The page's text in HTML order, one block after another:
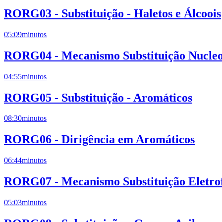
RORG03 - Substituição - Haletos e Álcoois
05:09minutos
RORG04 - Mecanismo Substituição
04:55minutos
RORG05 - Substituição - Aromáticos
08:30minutos
RORG06 - Dirigência em Aromáticos
06:44minutos
RORG07 - Mecanismo Substituição
05:03minutos